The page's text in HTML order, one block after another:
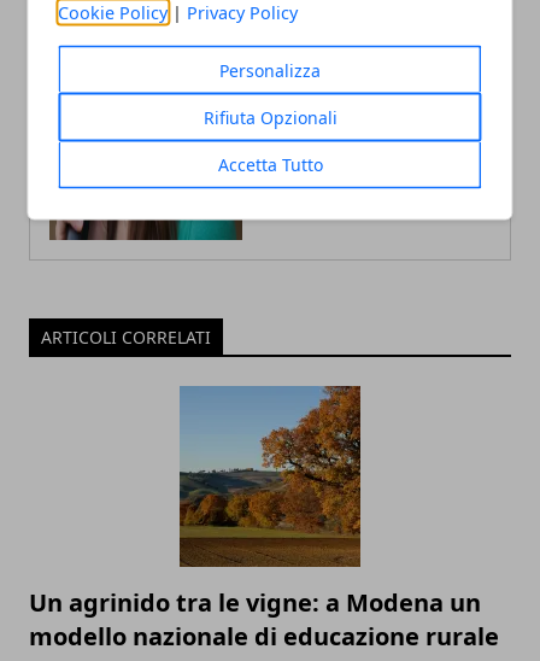
Cookie Policy | Privacy Policy
Personalizza
Rifiuta Opzionali
Accetta Tutto
ARTICOLI CORRELATI
Un agrinido tra le vigne: a Modena un
modello nazionale di educazione rurale